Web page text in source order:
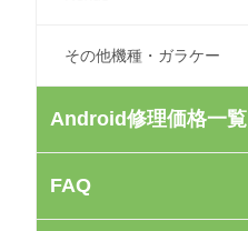
その他機種・ガラケー
Android修理価格一覧
FAQ